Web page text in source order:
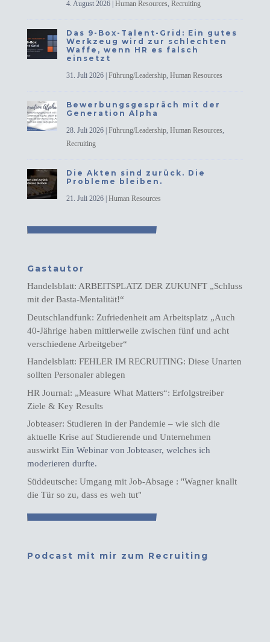
4. August 2026| Human Resources, Recruiting
Das 9-Box-Talent-Grid: Ein gutes
Werkzeug wird zur schlechten
Waffe, wenn HR es falsch
einsetzt
31. Juli 2026| Führung/Leadership, Human Resources
Bewerbungsgespräch mit der
Generation Alpha
28. Juli 2026| Führung/Leadership, Human Resources,
Recruiting
Die Akten sind zurück. Die
Probleme bleiben.
21. Juli 2026| Human Resources
Gastautor
Handelsblatt: ARBEITSPLATZ DER ZUKUNFT „Schluss
mit der Basta-Mentalität!“
Deutschlandfunk: Zufriedenheit am Arbeitsplatz „Auch
40-Jährige haben mittlerweile zwischen fünf und acht
verschiedene Arbeitgeber“
Handelsblatt: FEHLER IM RECRUITING: Diese Unarten
sollten Personaler ablegen
HR Journal: „Measure What Matters“: Erfolgstreiber
Ziele & Key Results
Jobteaser: Studieren in der Pandemie – wie sich die
aktuelle Krise auf Studierende und Unternehmen
auswirktEin Webinar von Jobteaser, welches ich
moderieren durfte.
Süddeutsche: Umgang mit Job-Absage : "Wagner knallt
die Tür so zu, dass es weh tut"
Podcast mit mir zum Recruiting